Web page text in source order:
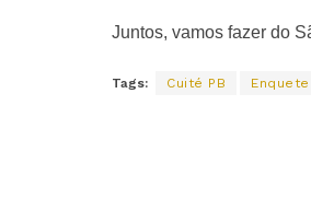
Juntos, vamos fazer do
Tags: Cuité PB Enquete